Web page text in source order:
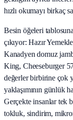
hızlı okumayı birkaç
Besin öğeleri
çıkıyor: Hazır
Kanadyen domuz
King, Cheeseburger
değerler birbirine çok
yaklaşımının günlük
Gerçekte insanlar tek
tokluk, sindirim,